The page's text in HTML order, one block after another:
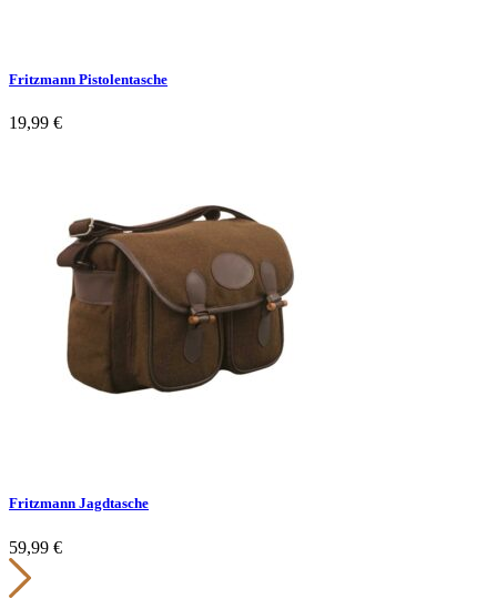
Fritzmann Pistolentasche
19,99 €
Fritzmann Jagdtasche
59,99 €